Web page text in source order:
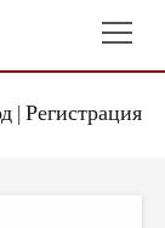
| Регистрация